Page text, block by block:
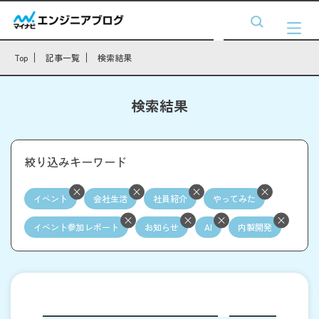
Top 記事一覧 検索結果
検索結果
絞り込みキーワード
イベント 会社生活 社員紹介 やってみた
イベント参加レポート お知らせ AI 内製開発